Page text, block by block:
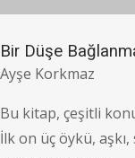
Bir Düşe
Ayşe Korkmaz
Bu kitap, çeşitli
İlk on üç öykü, aşkı,